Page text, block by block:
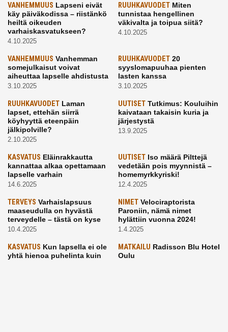
VANHEMMUUS Lapseni eivät
käy päiväkodissa – riistänkö
heiltä oikeuden
varhaiskasvatukseen?
4.10.2025
RUUHKAVUODETMiten
tunnistaa hengellinen
väkivalta ja toipua siitä?
4.10.2025
VANHEMMUUS Vanhemman
somejulkaisut voivat
aiheuttaa lapselle ahdistusta
3.10.2025
RUUHKAVUODET20
syyslomapuuhaa pienten
lasten kanssa
3.10.2025
RUUHKAVUODET Laman
lapset, ettehän siirrä
köyhyyttä eteenpäin
jälkipolville?
2.10.2025
UUTISETTutkimus: Kouluihin
kaivataan takaisin kuria ja
järjestystä
13.9.2025
KASVATUS Eläinrakkautta
kannattaa alkaa opettamaan
lapselle varhain
14.6.2025
UUTISETIso määrä Pilttejä
vedetään pois myynnistä –
homemyrkkyriski!
12.4.2025
TERVEYS Varhaislapsuus
maaseudulla on hyvästä
terveydelle – tästä on kyse
10.4.2025
NIMETVelociraptorista
Paroniin, nämä nimet
hylättiin vuonna 2024!
1.4.2025
KASVATUS Kun lapsella ei ole
yhtä hienoa puhelinta kuin
MATKAILU Radisson Blu Hotel
Oulu